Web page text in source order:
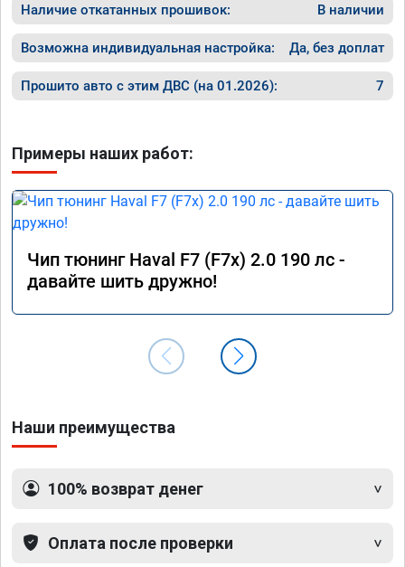
Наличие откатанных прошивок: В наличии
Возможна индивидуальная настройка: Да, без доплат
Прошито авто с этим ДВС (на 01.2026): 7
Примеры наших работ:
Чип тюнинг Haval F7 (F7x) 2.0 190 лс -
давайте шить дружно!
Наши преимущества
100% возврат денег
Оплата после проверки